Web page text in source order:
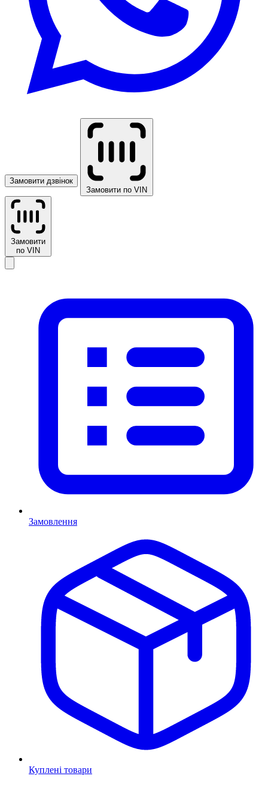
Замовити дзвінок
Замовити по VIN
Замовити
по VIN
Замовлення
Куплені товари